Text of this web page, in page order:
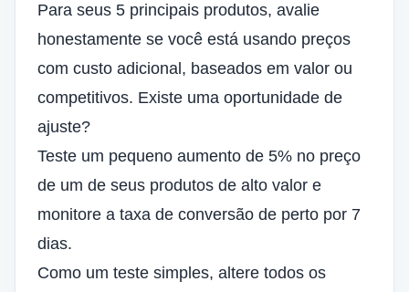
Para seus 5 principais produtos, avalie
honestamente se você está usando preços
com custo adicional, baseados em valor ou
competitivos. Existe uma oportunidade de
ajuste?
Teste um pequeno aumento de 5% no preço
de um de seus produtos de alto valor e
monitore a taxa de conversão de perto por 7
dias.
Como um teste simples, altere todos os